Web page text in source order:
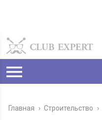
Главная › Строительство ›